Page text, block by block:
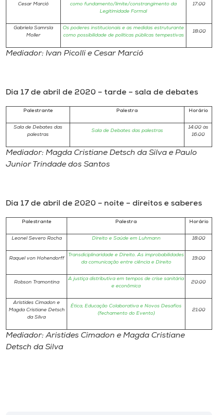
Cesar Marció
como fundamento/limite/constrangimento da
Legitimidade Formal
17:00
Gabriela Samrsla
Moller
Os poderes institucionais e as medidas estruturante
como possibilidade de políticas públicas tempestivas
18:00
Mediador: Ivan Picolli e Cesar Marció
Dia 17 de abril de 2020 – tarde – sala de debates
Palestrante Palestra Horário
Sala de Debates das
palestras
Sala de Debates das palestras
14:00 às
16:00
Mediador: Magda Cristiane Detsch da Silva e Paulo
Junior Trindade dos Santos
Dia 17 de abril de 2020 – noite – direitos e saberes
Palestrante Palestra Horário
Leonel Severo Rocha Direito e Saúde em Luhmann 18:00
Raquel von Hohendorff
Transdiciplinaridade e Direito. As improbabilidades
da comunicação entre ciência e Direito
19:00
Robson Tramontina
A justiça distributiva em tempos de crise sanitária
e econômica
20:00
Aristides Cimadon e
Magda Cristiane Detsch
da Silva
Ética, Educação Colaborativa e Novos Desafios
(fechamento do Evento)
21:00
Mediador: Aristides Cimadon e Magda Cristiane
Detsch da Silva